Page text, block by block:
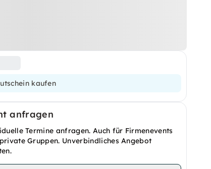
kaufen
anfragen
Termine anfragen. Auch für Firmenevents
Gruppen. Unverbindliches Angebot